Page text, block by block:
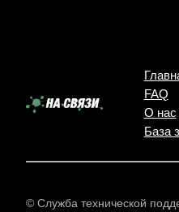
FAQ
О нас
База
© Служба технической